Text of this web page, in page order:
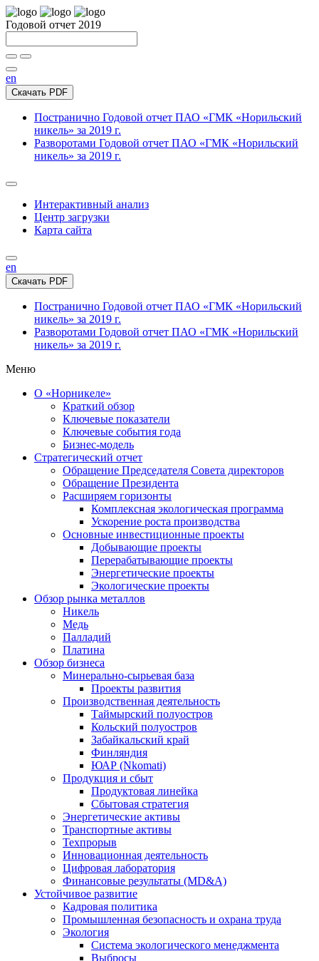
Годовой отчет 2019
en
Скачать PDF
Постранично Годовой отчет ПАО «ГМК «Норильский
никель» за 2019 г.
Разворотами Годовой отчет ПАО «ГМК «Норильский
никель» за 2019 г.
Интерактивный анализ
Центр загрузки
Карта сайта
en
Скачать PDF
Постранично Годовой отчет ПАО «ГМК «Норильский
никель» за 2019 г.
Разворотами Годовой отчет ПАО «ГМК «Норильский
никель» за 2019 г.
Меню
О «Норникеле»
Краткий обзор
Ключевые показатели
Ключевые события года
Бизнес-модель
Стратегический отчет
Обращение Председателя Совета директоров
Обращение Президента
Расширяем горизонты
Комплексная экологическая программа
Ускорение роста производства
Основные инвестиционные проекты
Добывающие проекты
Перерабатывающие проекты
Энергетические проекты
Экологические проекты
Обзор рынка металлов
Никель
Медь
Палладий
Платина
Обзор бизнеса
Минерально-сырьевая база
Проекты развития
Производственная деятельность
Таймырский полуостров
Кольский полуостров
Забайкальский край
Финляндия
ЮАР (Nkomati)
Продукция и сбыт
Продуктовая линейка
Сбытовая стратегия
Энергетические активы
Транспортные активы
Техпрорыв
Инновационная деятельность
Цифровая лаборатория
Финансовые результаты (MD&A)
Устойчивое развитие
Кадровая политика
Промышленная безопасность и охрана труда
Экология
Система экологического менеджмента
Выбросы